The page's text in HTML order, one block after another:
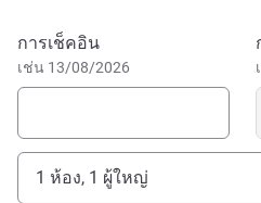
affordable price. Book your
attention; we will make sure
expectations. See you soon.
Delphine MIGNOT ฝ่ายบริหารโร
จองโรงแรมนี้
การเช็คอิน
เช่น 13/08/2026
1 ห้อง, 1 ผู้ใหญ่